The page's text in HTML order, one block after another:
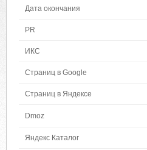
Дата окончания
PR
ИКС
Страниц в Google
Страниц в Яндексе
Dmoz
Яндекс Каталог